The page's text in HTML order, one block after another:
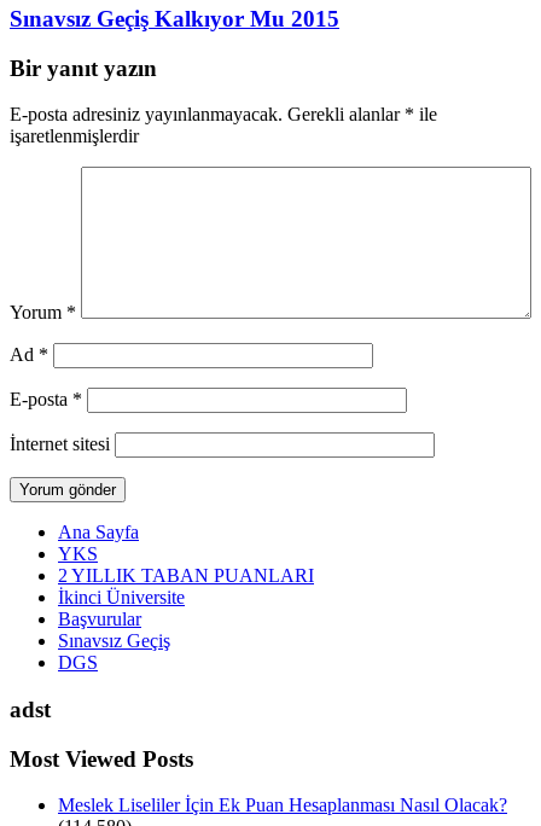
Sınavsız Geçiş Kalkıyor Mu 2015
Bir yanıt yazın
E-posta adresiniz yayınlanmayacak. Gerekli alanlar * ile
işaretlenmişlerdir
Yorum *
Ad *
E-posta *
İnternet sitesi
Ana Sayfa
YKS
2 YILLIK TABAN PUANLARI
İkinci Üniversite
Başvurular
Sınavsız Geçiş
DGS
adst
Most Viewed Posts
Meslek Liseliler İçin Ek Puan Hesaplanması Nasıl Olacak?